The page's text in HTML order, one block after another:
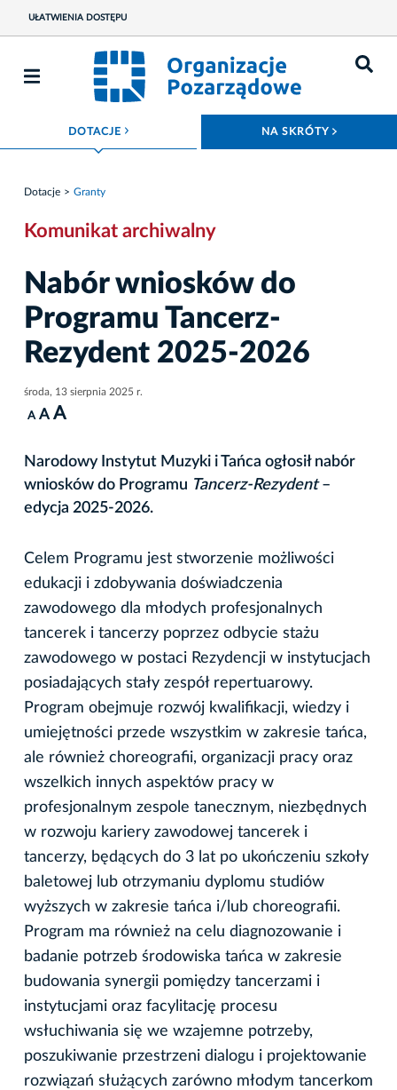
UŁATWIENIA DOSTĘPU
DOTACJE ROZWIŃ MENU NA SKRÓTY
Dotacje Granty
Komunikat archiwalny
Nabór wniosków do
Programu Tancerz-
Rezydent 2025-2026
środa, 13 sierpnia 2025 r.
A A A
Narodowy Instytut Muzyki i Tańca ogłosił nabór
wniosków do Programu Tancerz-Rezydent–
edycja 2025-2026.
Celem Programu jest stworzenie możliwości
edukacji i zdobywania doświadczenia
zawodowego dla młodych profesjonalnych
tancerek i tancerzy poprzez odbycie stażu
zawodowego w postaci Rezydencji w instytucjach
posiadających stały zespół repertuarowy.
Program obejmuje rozwój kwalifikacji, wiedzy i
umiejętności przede wszystkim w zakresie tańca,
ale również choreografii, organizacji pracy oraz
wszelkich innych aspektów pracy w
profesjonalnym zespole tanecznym, niezbędnych
w rozwoju kariery zawodowej tancerek i
tancerzy, będących do 3 lat po ukończeniu szkoły
baletowej lub otrzymaniu dyplomu studiów
wyższych w zakresie tańca i/lub choreografii.
Program ma również na celu diagnozowanie i
badanie potrzeb środowiska tańca w zakresie
budowania synergii pomiędzy tancerzami i
instytucjami oraz facylitację procesu
wsłuchiwania się we wzajemne potrzeby,
poszukiwanie przestrzeni dialogu i projektowanie
rozwiązań służących zarówno młodym tancerkom